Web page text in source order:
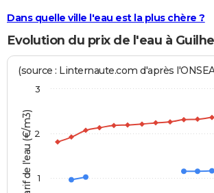
Dans quelle ville l'eau est la plus chère ?
Evolution du prix de l'eau à
Tarif de l'eau (€/m3)
(source : Linternaute.com d'après
1
2
3